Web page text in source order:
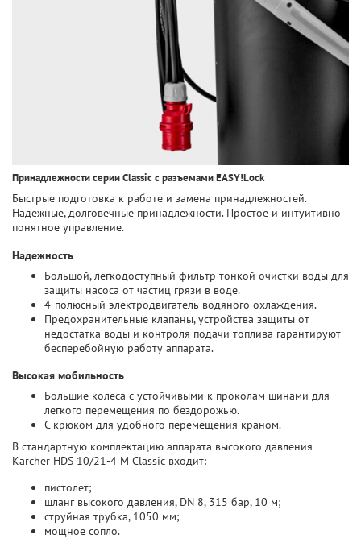
Принадлежности серии Classic с разъемами EASY!Lock
Быстрые подготовка к работе и замена принадлежностей.
Надежные, долговечные принадлежности. Простое и интуитивно
понятное управление.
Надежность
Большой, легкодоступный фильтр тонкой очистки воды для
защиты насоса от частиц грязи в воде.
4-полюсный электродвигатель водяного охлаждения.
Предохранительные клапаны, устройства защиты от
недостатка воды и контроля подачи топлива гарантируют
бесперебойную работу аппарата.
Высокая мобильность
Большие колеса с устойчивыми к проколам шинами для
легкого перемещения по бездорожью.
С крюком для удобного перемещения краном.
В стандартную комплектацию аппарата высокого давления
Karcher HDS 10/21-4 M Classic входит:
пистолет;
шланг высокого давления, DN 8, 315 бар, 10 м;
струйная трубка, 1050 мм;
мощное сопло.